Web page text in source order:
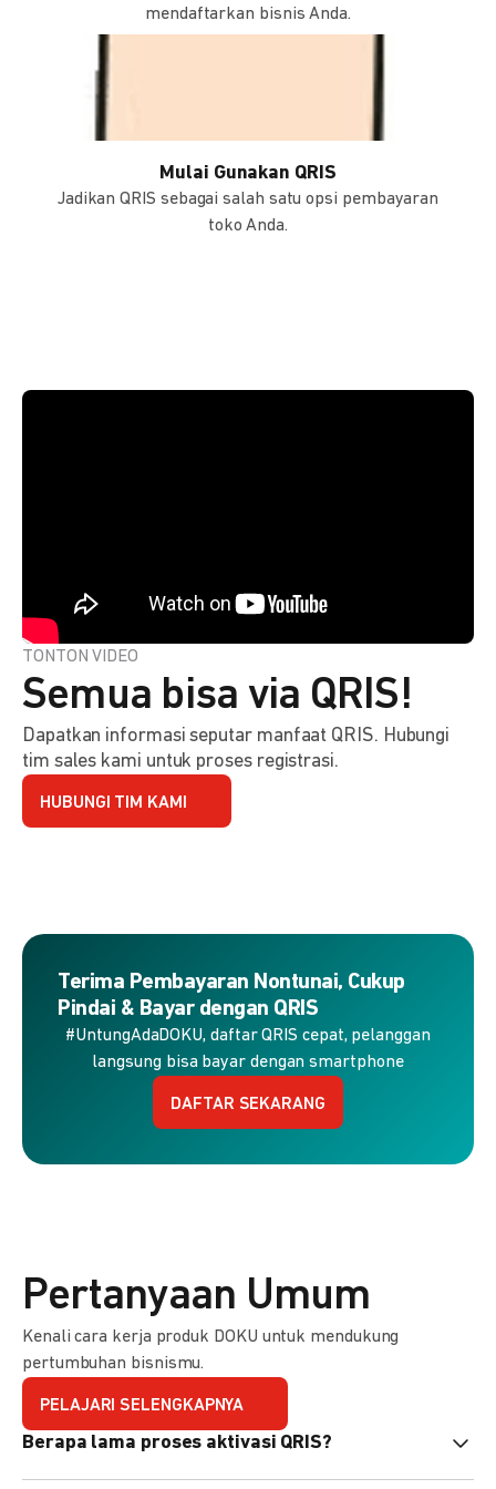
mendaftarkan bisnis Anda.
Mulai Gunakan QRIS
Jadikan QRIS sebagai salah satu opsi pembayaran
toko Anda.
TONTON VIDEO
Semua bisa via QRIS!
Dapatkan informasi seputar manfaat QRIS. Hubungi
tim sales kami untuk proses registrasi.
HUBUNGI TIM KAMI
Terima Pembayaran Nontunai, Cukup
Pindai & Bayar dengan QRIS
#UntungAdaDOKU, daftar QRIS cepat, pelanggan
langsung bisa bayar dengan smartphone
DAFTAR SEKARANG
Pertanyaan Umum
Kenali cara kerja produk DOKU untuk mendukung
pertumbuhan bisnismu.
PELAJARI SELENGKAPNYA
Berapa lama proses aktivasi QRIS?